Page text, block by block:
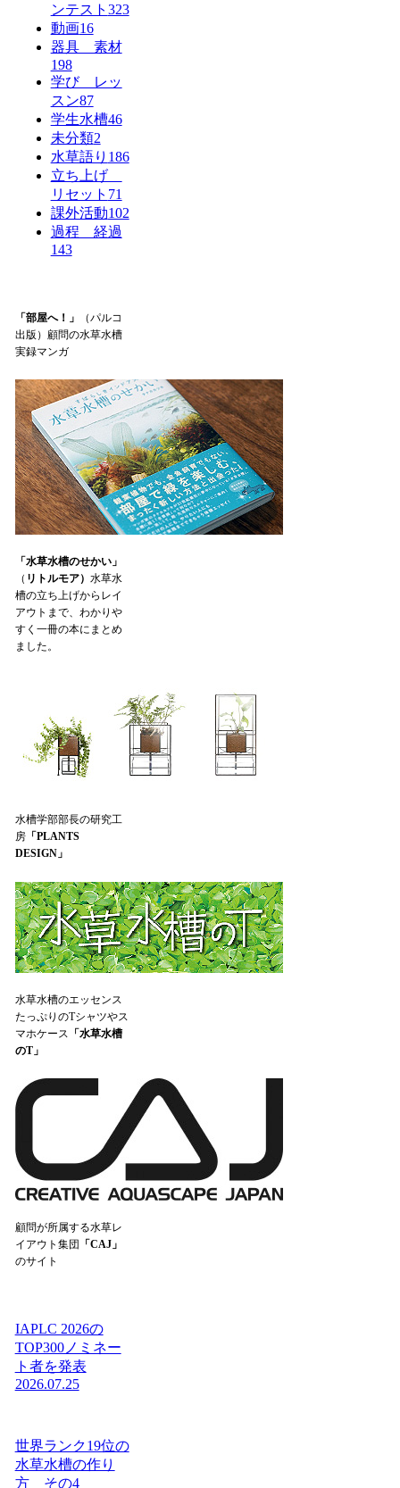
ンテスト 323
動画16
器具 素材
198
学び レッ
スン87
学生水槽46
未分類2
水草語り 186
立ち上げ
リセット 71
課外活動102
過程 経過
143
「部屋へ！」
（パルコ
出版）顧問の水草水槽
実録マンガ
「水草水槽のせかい」
（ リトルモア） 水草水
槽の立ち上げからレイ
アウトまで、わかりや
すく一冊の本にまとめ
ました。
水槽学部部長の研究工
房「PLANTS
DESIGN」
水草水槽のエッセンス
たっぷりのTシャツやス
マホケース 「水草水槽
のT」
顧問が所属する水草レ
イアウト集団
「CAJ」
のサイト
IAPLC 2026の
TOP300ノミネー
ト者を発表
2026.07.25
世界ランク19位の
水草水槽の作り
方 その4